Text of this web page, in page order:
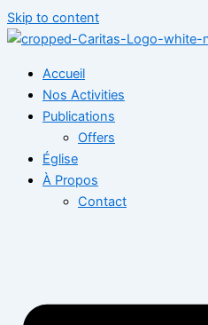
Skip to content
Accueil
Nos Activities
Publications
Offers
Église
À Propos
Contact